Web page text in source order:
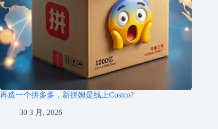
再造一个拼多多，新拼姆是线上Costco?
30 3 月, 2026